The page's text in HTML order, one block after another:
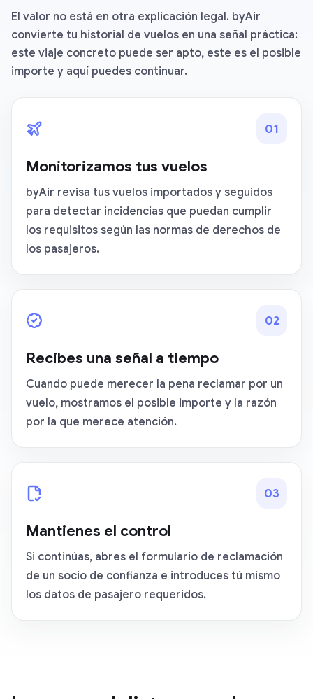
El valor no está en otra explicación legal. byAir
convierte tu historial de vuelos en una señal práctica:
este viaje concreto puede ser apto, este es el posible
importe y aquí puedes continuar.
01
Monitorizamos tus vuelos
byAir revisa tus vuelos importados y seguidos
para detectar incidencias que puedan cumplir
los requisitos según las normas de derechos de
los pasajeros.
02
Recibes una señal a tiempo
Cuando puede merecer la pena reclamar por un
vuelo, mostramos el posible importe y la razón
por la que merece atención.
03
Mantienes el control
Si continúas, abres el formulario de reclamación
de un socio de confianza e introduces tú mismo
los datos de pasajero requeridos.